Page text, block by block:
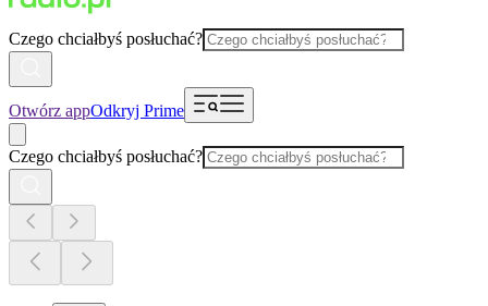
Czego chciałbyś posłuchać?
Otwórz appOdkryj Prime
Czego chciałbyś posłuchać?